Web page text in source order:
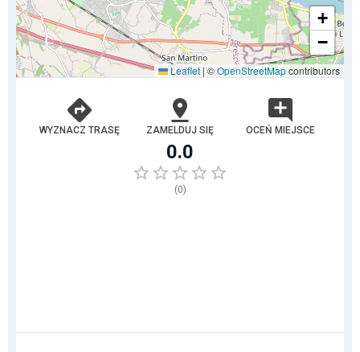
+
−
Leaflet |©OpenStreetMapcontributors
WYZNACZ TRASĘ ZAMELDUJ SIĘ OCEŃ MIEJSCE
0.0
(0)